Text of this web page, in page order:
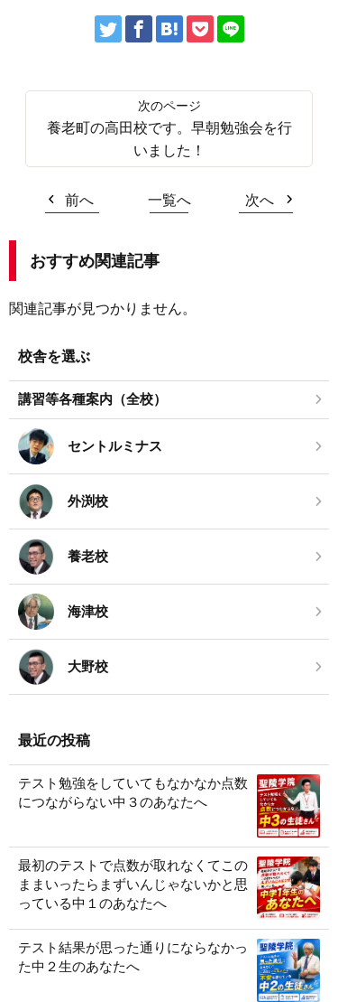
養老町の高田校です。早朝勉強会を行
いました！
前へ 一覧へ 次へ
おすすめ関連記事
関連記事が見つかりません。
校舎を選ぶ
講習等各種案内（全校）
セントルミナス
外渕校
養老校
海津校
大野校
最近の投稿
テスト勉強をしていてもなかなか点数
につながらない中３のあなたへ
最初のテストで点数が取れなくてこの
ままいったらまずいんじゃないかと思
っている中１のあなたへ
テスト結果が思った通りにならなかっ
た中２生のあなたへ